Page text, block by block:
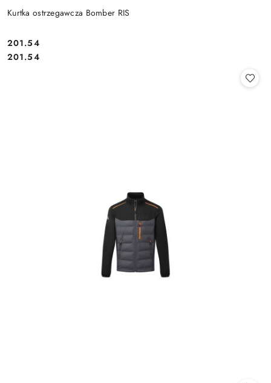
Kurtka ostrzegawcza Bomber RIS
Cena:
201.54
Cena:
201.54